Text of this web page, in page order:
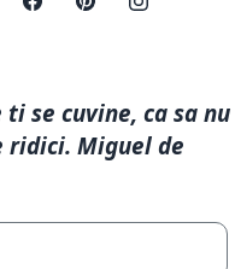
ti se cuvine, ca sa nu
Miguel de